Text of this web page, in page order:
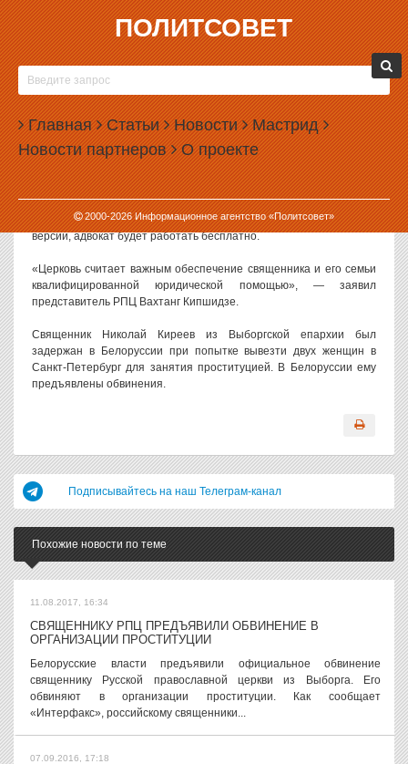
ПОЛИТСОВЕТ
Главная Статьи Новости Мастрид
Новости партнеров О проекте
2000-2026Информационное агентство «Политсовет»
25.08.2017, 17:14
РПЦ БУДЕТ ПОМОГАТЬ СВЯЩЕННИКУ,
ОБВИНЕННОМУ В ОРГАНИЗАЦИИ
ПРОСТИТУЦИИ
РПЦ наняла адвоката для священника, который был задержан в
Белоруссии по подозрению в вовлечении женщин в проституцию.
Каксообщает«Интерфакс», защищать священника по просьбе
церкви будет адвокат Александр Железников. По официальной
версии, адвокат будет работать бесплатно.
«Церковь считает важным обеспечение священника и его семьи
квалифицированной юридической помощью», — заявил
представитель РПЦ Вахтанг Кипшидзе.
Священник Николай Киреев из Выборгской епархии был
задержан в Белоруссии при попытке вывезти двух женщин в
Санкт-Петербург для занятия проституцией. В Белоруссии ему
предъявлены обвинения.
Подписывайтесь на наш Телеграм-канал
Похожие новости по теме
11.08.2017, 16:34
СВЯЩЕННИКУ РПЦ ПРЕДЪЯВИЛИ ОБВИНЕНИЕ В
ОРГАНИЗАЦИИ ПРОСТИТУЦИИ
Белорусские власти предъявили официальное обвинение
священнику Русской православной церкви из Выборга. Его
обвиняют в организации проституции. Как сообщает
«Интерфакс», российскому священники...
07.09.2016, 17:18